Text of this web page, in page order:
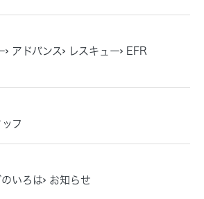
アドバンス レスキュー
EFR
ッフ
いろは お知らせ